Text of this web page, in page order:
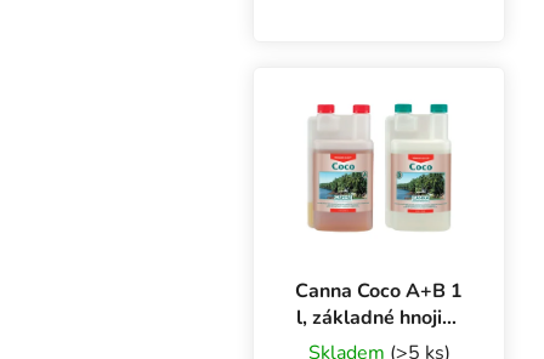
týždňa do konca
vegetačného cyklu.
Balenie 2x 1...
Canna Coco A+B 1
l, základné hnojivo
pre rast a kvitnutie
Skladem (>5 ks)